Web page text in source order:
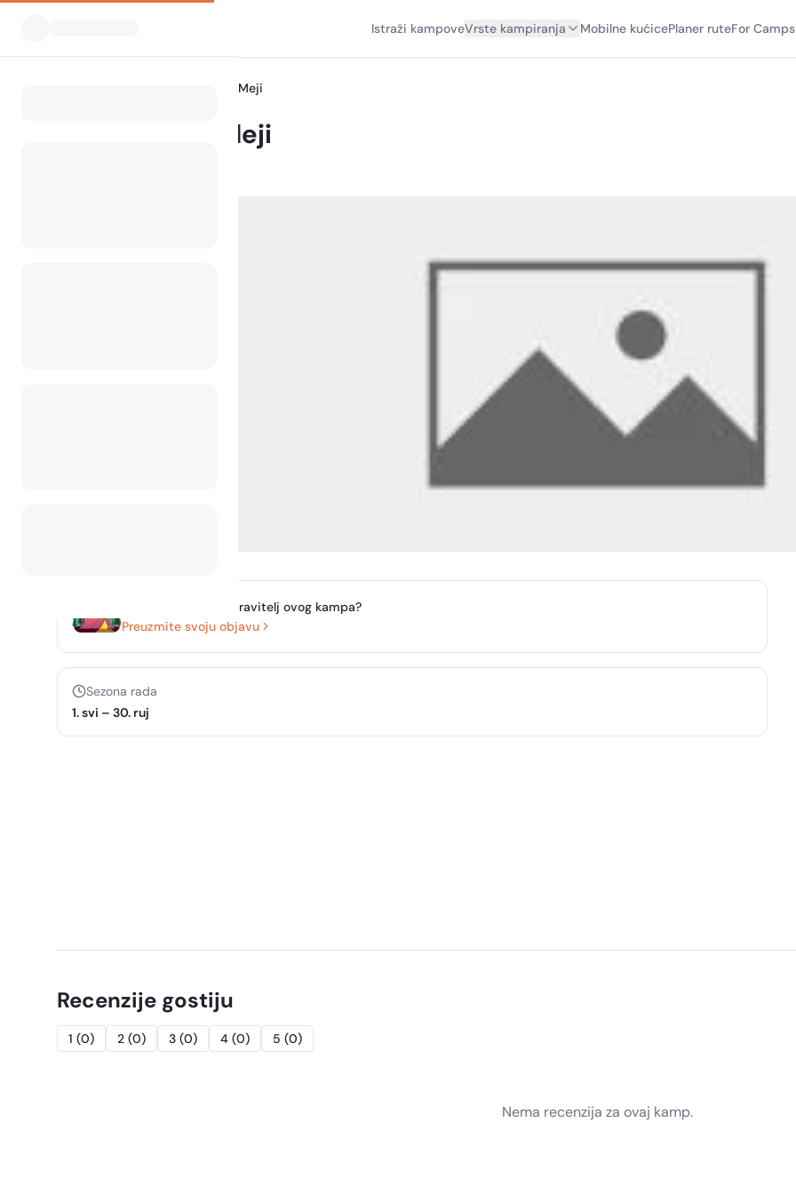
Istraži kampoveVrste kampiranja Mobilne kućicePlaner ruteFor
Camping Na Meji
Camping Na Meji
Jeste li vlasnik ili upravitelj ovog kampa?
Preuzmite svoju objavu
Sezona rada
1. svi – 30. ruj
Recenzije gostiju
1 (0) 2 (0) 3 (0) 4 (0) 5 (0)
Nema recenzija za ovaj kamp.